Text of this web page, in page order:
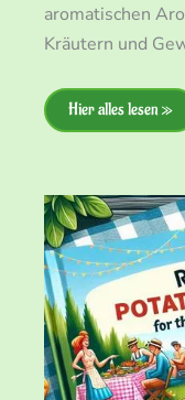
aromatischen
Kräutern und
Hier alles lesen »